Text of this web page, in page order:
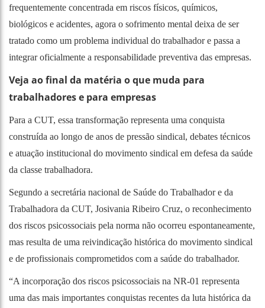
frequentemente concentrada em riscos físicos, químicos,
biológicos e acidentes, agora o sofrimento mental deixa de ser
tratado como um problema individual do trabalhador e passa a
integrar oficialmente a responsabilidade preventiva das empresas.
Veja ao final da matéria o que muda para
trabalhadores e para empresas
Para a CUT, essa transformação representa uma conquista
construída ao longo de anos de pressão sindical, debates técnicos
e atuação institucional do movimento sindical em defesa da saúde
da classe trabalhadora.
Segundo a secretária nacional de Saúde do Trabalhador e da
Trabalhadora da CUT, Josivania Ribeiro Cruz, o reconhecimento
dos riscos psicossociais pela norma não ocorreu espontaneamente,
mas resulta de uma reivindicação histórica do movimento sindical
e de profissionais comprometidos com a saúde do trabalhador.
“A incorporação dos riscos psicossociais na NR-01 representa
uma das mais importantes conquistas recentes da luta histórica da